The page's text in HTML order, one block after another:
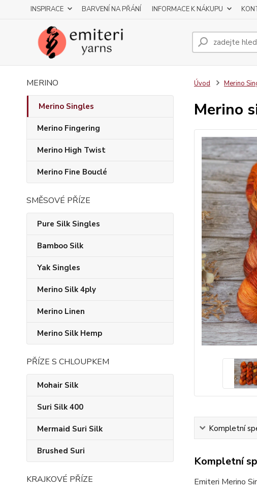
INSPIRACE BARVENÍ NA PŘÁNÍ INFORMACE K NÁKUPU
MERINO
Merino Singles
Merino Fingering
Merino High Twist
Merino Fine Bouclé
SMĚSOVÉ PŘÍZE
Pure Silk Singles
Bamboo Silk
Yak Singles
Merino Silk 4ply
Merino Linen
Merino Silk Hemp
PŘÍZE S CHLOUPKEM
Mohair Silk
Suri Silk 400
Mermaid Suri Silk
Brushed Suri
KRAJKOVÉ PŘÍZE
Úvod Merino
Merino
Kompletní
Kompletní
Emiteri Merino